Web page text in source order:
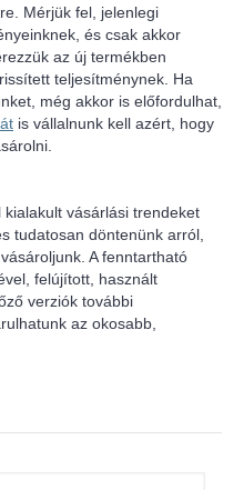
Mérjük fel, jelenlegi
és csak akkor
az új termékben
teljesítménynek. Ha
még akkor is előfordulhat,
is vállalnunk kell azért, hogy
vásárlási trendeket
tudatosan döntenünk arról,
A fenntartható
felújított, használt
verziók további
az okosabb,